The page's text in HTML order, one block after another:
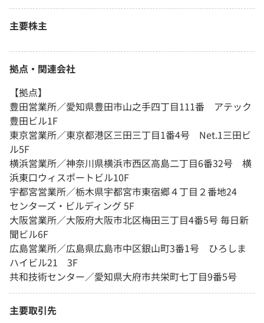
主要株主
拠点・関連会社
【拠点】
豊田営業所／愛知県豊田市山之手四丁目111番 アテック
豊田ビル1F
東京営業所／東京都港区三田三丁目1番4号 Net.1三田ビ
ル5F
横浜営業所／神奈川県横浜市西区高島二丁目6番32号 横
浜東口ウィスポートビル10F
宇都宮営業所／栃木県宇都宮市東宿郷４丁目２番地24
センターズ・ビルディング 5F
大阪営業所／大阪府大阪市北区梅田三丁目4番5号 毎日新
聞ビル6F
広島営業所／広島県広島市中区銀山町3番1号 ひろしま
ハイビル21 3F
共和技術センター／愛知県大府市共栄町七丁目9番5号
主要取引先